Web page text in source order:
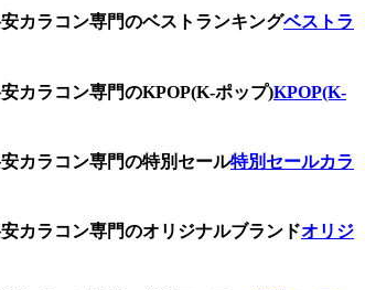
カラコン専門のベストランキングベストラ
カラコン専門のKPOP(K-ポップ)KPOP(K-
カラコン専門の特別セール特別セールカラ
カラコン専門のオリジナルブランドオリジ